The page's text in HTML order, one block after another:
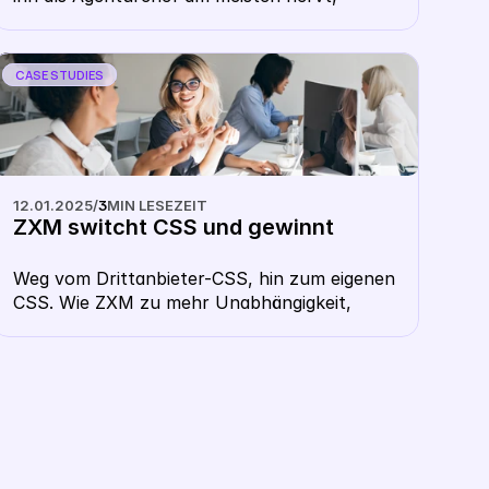
Kampagnen, ohne zu wissen, welche
Produkte daran schuld sind.“
CASE STUDIES
12.01.2025/3MIN LESEZEIT
ZXM switcht CSS und gewinnt
Weg vom Drittanbieter-CSS, hin zum eigenen
CSS. Wie ZXM zu mehr Unabhängigkeit,